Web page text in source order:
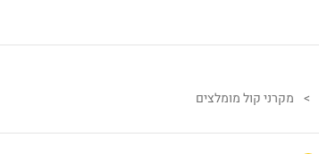
> מקרני קול מומלצים